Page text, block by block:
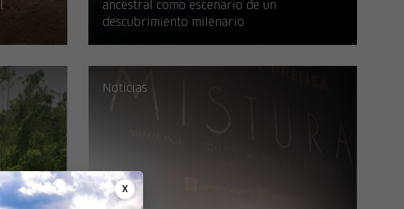
X
ancestral como escenario de un
descubrimiento milenario
Noticias